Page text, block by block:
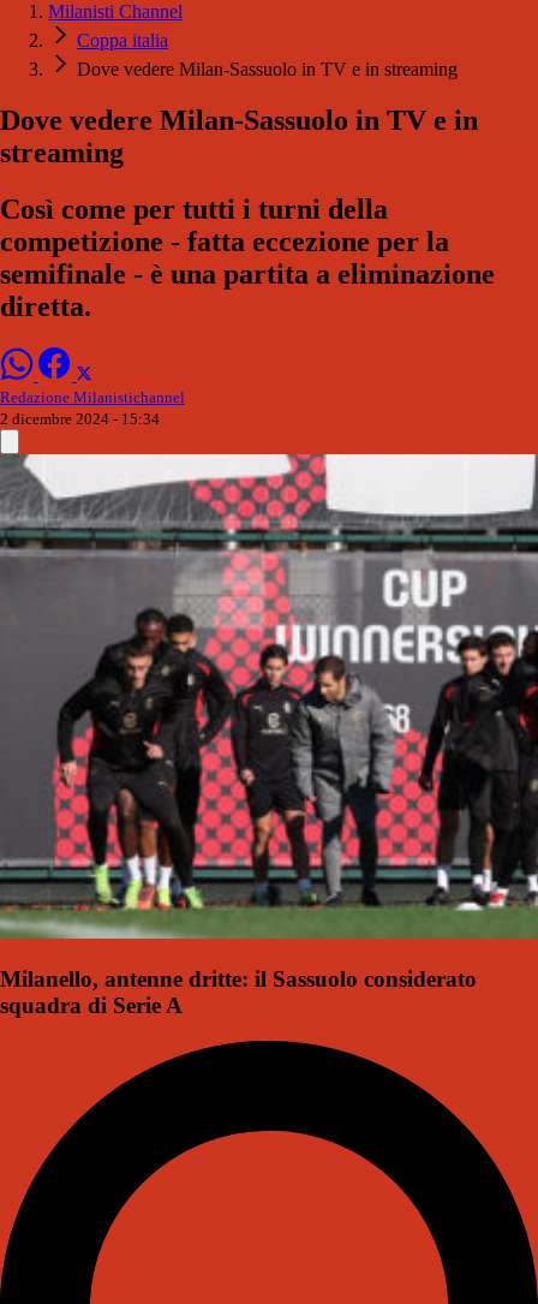
Milanisti Channel
Coppa italia
Dove vedere Milan-Sassuolo in TV e in streaming
Dove vedere Milan-Sassuolo in TV e in
streaming
Così come per tutti i turni della
competizione - fatta eccezione per la
semifinale - è una partita a eliminazione
diretta.
Redazione Milanistichannel
2 dicembre 2024 - 15:34
Milanello, antenne dritte: il Sassuolo considerato
squadra di Serie A